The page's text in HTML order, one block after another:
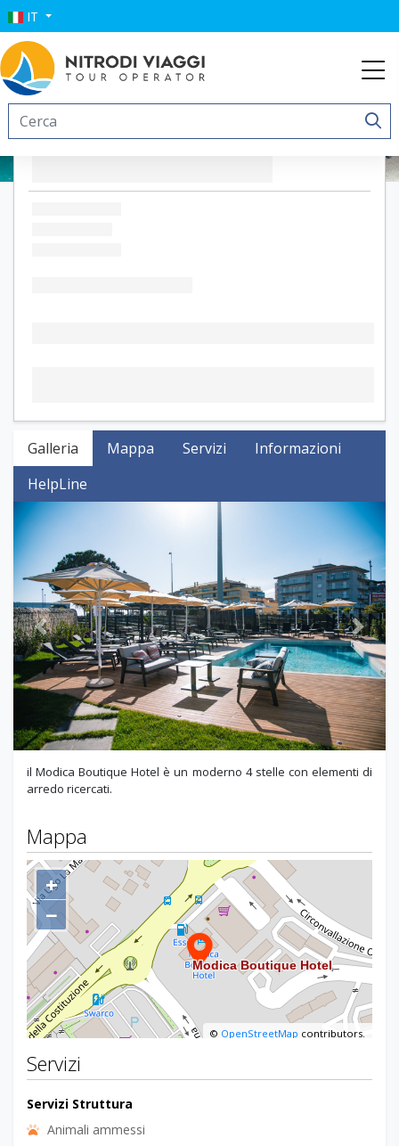
IT
Galleria Mappa Servizi
Informazioni
HelpLine
Previous Next
il Modica Boutique Hotel è un moderno 4 stelle con elementi di
arredo ricercati.
Mappa
+
−
© OpenStreetMap contributors.
Servizi
Servizi Struttura
Animali ammessi